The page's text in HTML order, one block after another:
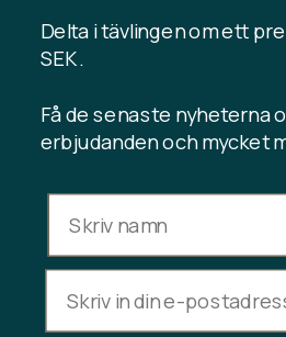
Registrera kundklubb
Kontakta oss
INFORMATION
Integritetspolicy
Delta i tävlingen om ett
SEK .
Få de senaste nyheterna
erbjudanden och mycket